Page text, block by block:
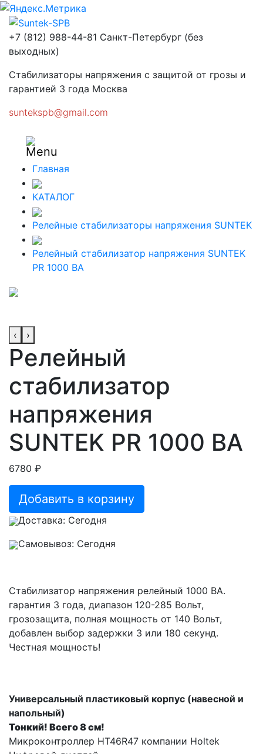
+7 (812) 988-44-81 Санкт-Петербург (без
выходных)
Стабилизаторы напряжения с защитой от грозы и
гарантией 3 года Москва
suntekspb@gmail.com
Главная
КАТАЛОГ
Релейные стабилизаторы напряжения SUNTEK
Релейный стабилизатор напряжения SUNTEK
PR 1000 ВА
‹ ›
Релейный
стабилизатор
напряжения
SUNTEK PR 1000 ВА
6780 ₽
Добавить в корзину
Доставка: Сегодня
Самовывоз: Сегодня
Стабилизатор напряжения релейный 1000 ВА.
гарантия 3 года, диапазон 120-285 Вольт,
грозозащита, полная мощность от 140 Вольт,
добавлен выбор задержки 3 или 180 секунд.
Честная мощность!
Универсальный пластиковый корпус (навесной и
напольный)
Тонкий! Всего 8 см!
Микроконтроллер HT46R47 компании Holtek